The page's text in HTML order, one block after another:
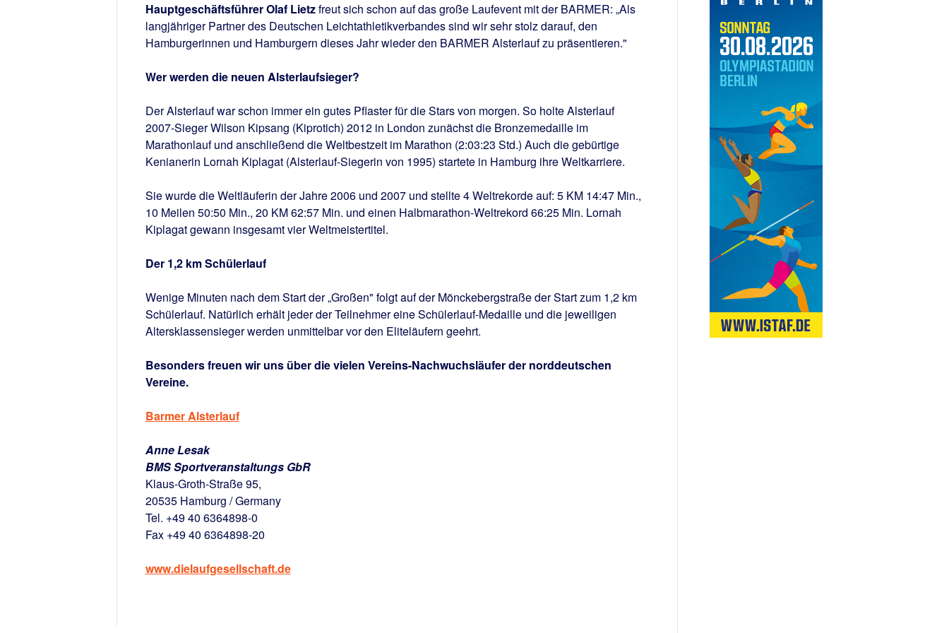
Hauptgeschäftsführer Olaf Lietzfreut sich schon auf das große Laufevent mit der BARMER: „Als
langjähriger Partner des Deutschen Leichtathletikverbandes sind wir sehr stolz darauf, den
Hamburgerinnen und Hamburgern dieses Jahr wieder den BARMER Alsterlauf zu präsentieren."
Wer werden die neuen Alsterlaufsieger?
Der Alsterlauf war schon immer ein gutes Pflaster für die Stars von morgen. So holte Alsterlauf
2007-Sieger Wilson Kipsang (Kiprotich) 2012 in London zunächst die Bronzemedaille im
Marathonlauf und anschließend die Weltbestzeit im Marathon (2:03:23 Std.) Auch die gebürtige
Kenianerin Lornah Kiplagat (Alsterlauf-Siegerin von 1995) startete in Hamburg ihre Weltkarriere.
Sie wurde die Weltläuferin der Jahre 2006 und 2007 und stellte 4 Weltrekorde auf: 5 KM 14:47 Min.,
10 Meilen 50:50 Min., 20 KM 62:57 Min. und einen Halbmarathon-Weltrekord 66:25 Min. Lornah
Kiplagat gewann insgesamt vier Weltmeistertitel.
Der 1,2 km Schülerlauf
Wenige Minuten nach dem Start der „Großen" folgt auf der Mönckebergstraße der Start zum 1,2 km
Schülerlauf. Natürlich erhält jeder der Teilnehmer eine Schülerlauf-Medaille und die jeweiligen
Altersklassensieger werden unmittelbar vor den Eliteläufern geehrt.
Besonders freuen wir uns über die vielen Vereins-Nachwuchsläufer der norddeutschen
Vereine.
Barmer Alsterlauf
Anne Lesak
BMS Sportveranstaltungs GbR
Klaus-Groth-Straße 95,
20535 Hamburg / Germany
Tel. +49 40 6364898-0
Fax +49 40 6364898-20
www.dielaufgesellschaft.de